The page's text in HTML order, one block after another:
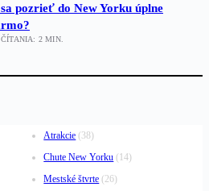
pozrieť do New Yorku úplne
2 MIN.
Atrakcie (38)
Chute New Yorku (14)
Mestské štvrte (26)